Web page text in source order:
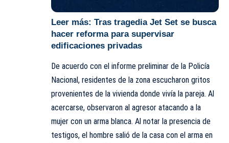
Leer más: Tras tragedia Jet Set se busca
hacer reforma para supervisar
edificaciones privadas
De acuerdo con el informe preliminar de la Policía
Nacional, residentes de la zona escucharon gritos
provenientes de la vivienda donde vivía la pareja. Al
acercarse, observaron al agresor atacando a la
mujer con un arma blanca. Al notar la presencia de
testigos, el hombre salió de la casa con el arma en